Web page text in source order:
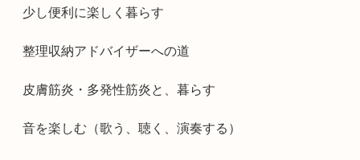
少し便利に楽しく暮らす
整理収納アドバイザーへの道
皮膚筋炎・多発性筋炎と、暮らす
音を楽しむ（歌う、聴く、演奏する）